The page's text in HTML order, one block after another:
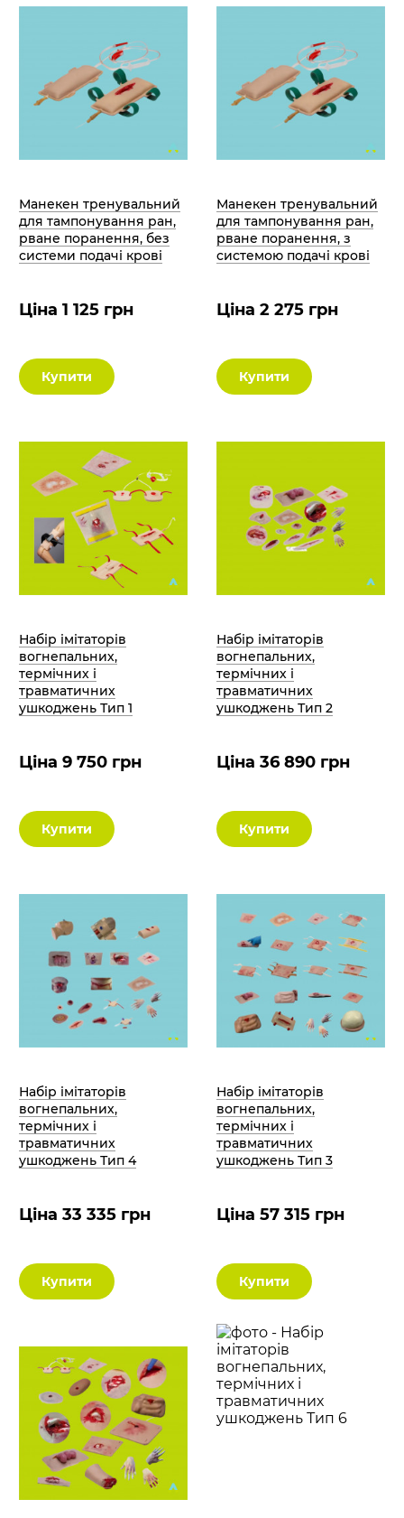
Манекен тренувальний
для тампонування ран,
рване поранення, без
системи подачі крові
Ціна 1 125 грн
Купити
Манекен тренувальний
для тампонування ран,
рване поранення, з
системою подачі крові
Ціна 2 275 грн
Купити
Набір імітаторів
вогнепальних,
термічних і
травматичних
ушкоджень Тип 1
Ціна 9 750 грн
Купити
Набір імітаторів
вогнепальних,
термічних і
травматичних
ушкоджень Тип 2
Ціна 36 890 грн
Купити
Набір імітаторів
вогнепальних,
термічних і
травматичних
ушкоджень Тип 4
Ціна 33 335 грн
Купити
Набір імітаторів
вогнепальних,
термічних і
травматичних
ушкоджень Тип 3
Ціна 57 315 грн
Купити